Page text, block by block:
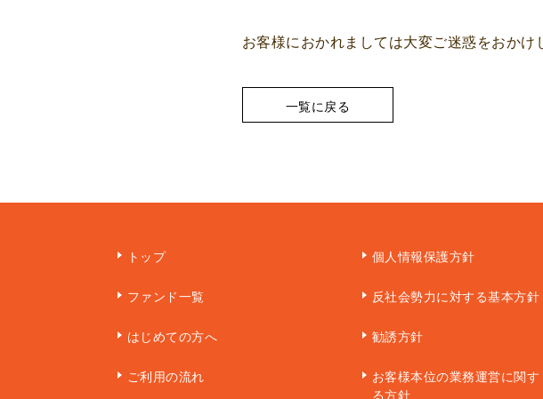
お客様におかれましては大変ご迷惑をおかけ
一覧に戻る
トップ
ファンド一覧
はじめての方へ
ご利用の流れ
個人情報保護方針
反社会勢力に対する基本方針
勧誘方針
お客様本位の業務運営に関す
る方針